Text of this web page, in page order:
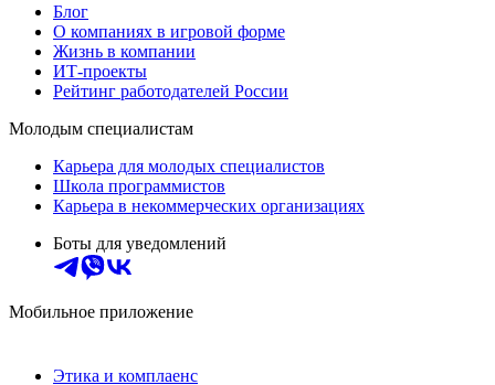
Блог
О компаниях в игровой форме
Жизнь в компании
ИТ-проекты
Рейтинг работодателей России
Молодым специалистам
Карьера для молодых специалистов
Школа программистов
Карьера в некоммерческих организациях
Боты для уведомлений
Мобильное приложение
Этика и комплаенс